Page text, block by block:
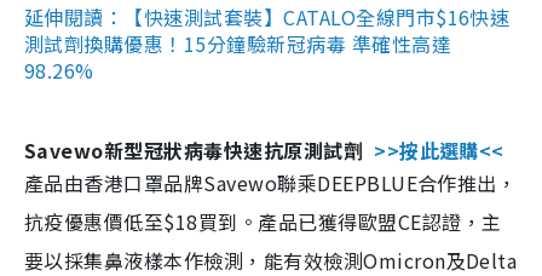
延伸閱讀：【快速測試套裝】CATALO全線門市$16快速
測試劑換購優惠！15分鐘驗新冠病毒 準確性高達
98.26%
Savewo新型冠狀病毒快速抗原測試劑 >>按此選購<<
產品由香港口罩品牌Savewo聯乘DEEPBLUE合作推出，
抗疫優惠價低至$18買到。產品已獲得歐盟CE認證，主
要以採集鼻液樣本作檢測，能有效檢測Omicron及Delta